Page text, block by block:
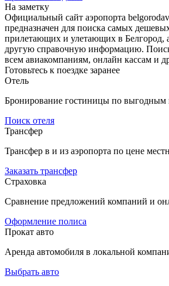
На заметку
Официальный сайт аэропорта
предназначен для поиска самых
прилетающих и улетающих в Белгород,
другую справочную информацию.
всем авиакомпаниям, онлайн кассам и
Готовьтесь к поездке заранее
Отель
Бронирование гостиницы по выгодным
Поиск отеля
Трансфер
Трансфер в и из аэропорта по цене
Заказать трансфер
Страховка
Сравнение предложений компаний и
Оформление полиса
Прокат авто
Аренда автомобиля в локальной
Выбрать авто